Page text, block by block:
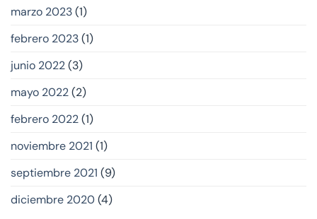
marzo 2023(1)
febrero 2023(1)
junio 2022(3)
mayo 2022(2)
febrero 2022(1)
noviembre 2021 (1)
septiembre 2021 (9)
diciembre 2020(4)